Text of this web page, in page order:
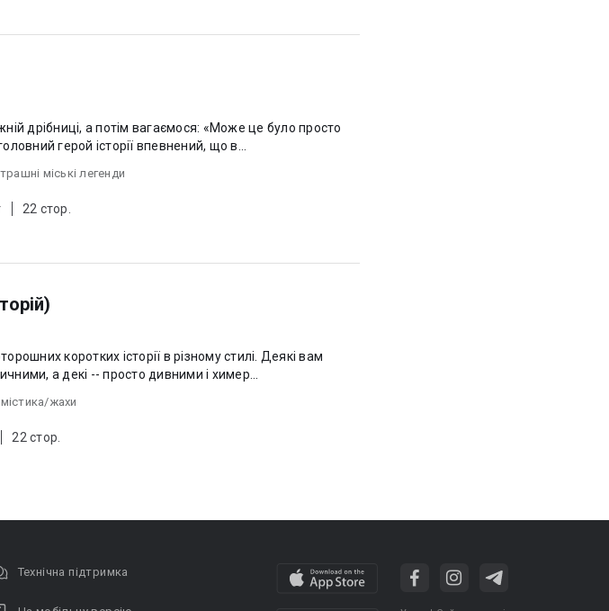
дрібниці, а потім вагаємося: «Може це було просто
герой історії впевнений, що в...
міські легенди
22 стор.
коротких історії в різному стилі. Деякі вам
а декі -- просто дивними і химер...
містика/жахи
22 стор.
Технічна підтримка